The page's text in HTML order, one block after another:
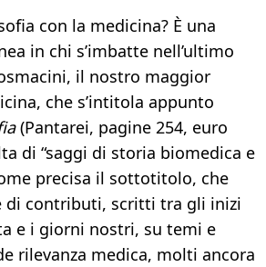
con la medicina? È una
in chi s’imbatte nell’ultimo
il nostro maggior
che s’intitola appunto
(Pantarei, pagine 254, euro
di “saggi di storia biomedica e
precisa il sottotitolo, che
di contributi, scritti tra gli inizi
e i giorni nostri, su temi e
rilevanza medica, molti ancora